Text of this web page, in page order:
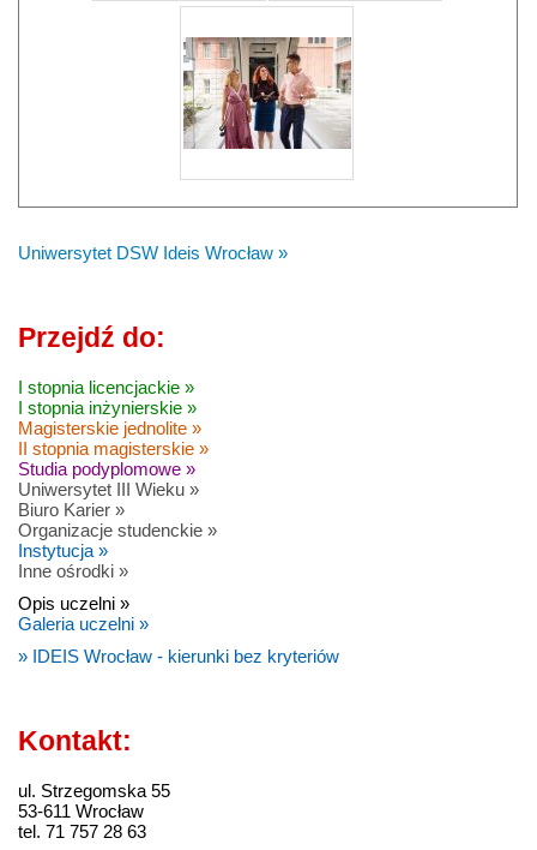
Uniwersytet DSW Ideis Wrocław »
Przejdź do:
I stopnia licencjackie »
I stopnia inżynierskie »
Magisterskie jednolite »
II stopnia magisterskie »
Studia podyplomowe »
Uniwersytet III Wieku »
Biuro Karier »
Organizacje studenckie »
Instytucja »
Inne ośrodki »
Opis uczelni »
Galeria uczelni »
» IDEIS Wrocław - kierunki bez kryteriów
Kontakt:
ul. Strzegomska 55
53-611 Wrocław
tel. 71 757 28 63